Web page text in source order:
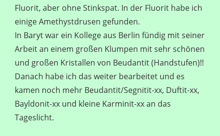
Fluorit, aber ohne Stinkspat. In der Fluorit habe ich
einige Amethystdrusen gefunden.
In Baryt war ein Kollege aus Berlin fündig mit seiner
Arbeit an einem großen Klumpen mit sehr schönen
und großen Kristallen von Beudantit (Handstufen)!!
Danach habe ich das weiter bearbeitet und es
kamen noch mehr Beudantit/Segnitit-xx, Duftit-xx,
Bayldonit-xx und kleine Karminit-xx an das
Tageslicht.